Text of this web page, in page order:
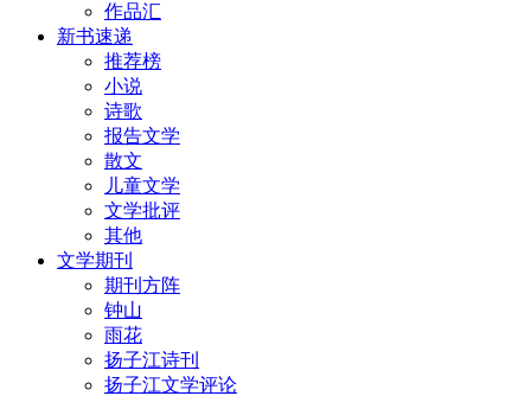
作品汇
新书速递
推荐榜
小说
诗歌
报告文学
散文
儿童文学
文学批评
其他
文学期刊
期刊方阵
钟山
雨花
扬子江诗刊
扬子江文学评论